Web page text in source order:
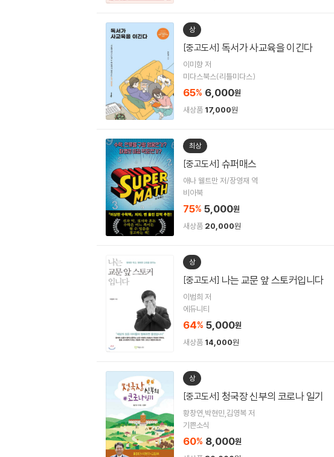
상
[중고도서] 독서가 사교육을 이긴다
이미향 저
미다스북스(리틀미다스)
65% 6,000원
새상품 17,000원
최상
[중고도서] 슈퍼매스
애나 웰트만 저/장영재 역
비아북
75% 5,000원
새상품 20,000원
상
[중고도서] 나는 교문 앞 스토커입니다
이범희 저
에듀니티
64% 5,000원
새상품 14,000원
상
[중고도서] 청국장 신부의 코로나 일기
황창연,박현민,김영복 저
기쁜소식
60% 8,000원